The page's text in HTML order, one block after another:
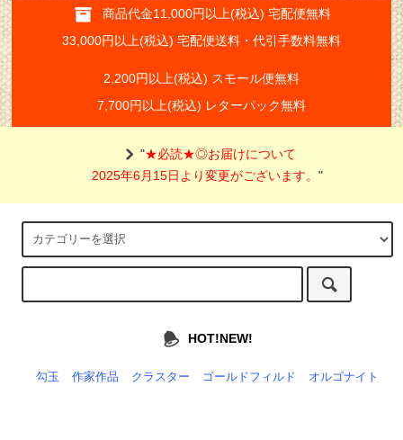
商品代金11,000円以上(税込) 宅配便無料
33,000円以上(税込) 宅配便送料・代引手数料無料
2,200円以上(税込) スモール便無料
7,700円以上(税込) レターパック無料
"★必読★◎お届けについて
2025年6月15日より変更がございます。"
HOT!NEW!
勾玉 作家作品 クラスター ゴールドフィルド オルゴナイト